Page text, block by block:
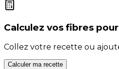
Calculez vos fibres
Collez votre recette ou
Calculer ma recette